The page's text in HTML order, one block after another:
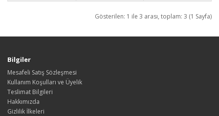
Gösterilen: 1 ile 3 arası, toplam: 3 (1 Sayfa)
Bilgiler
Mesafeli Satış Sözleşmesi
Kullanım Koşulları ve Üyelik
Teslimat Bilgileri
Hakkımızda
Gizlilik İlkeleri